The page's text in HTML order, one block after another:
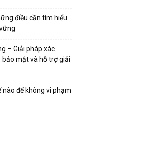
điều cần tìm hiểu
– Giải pháp xác
mật và hỗ trợ giải
để không vi phạm